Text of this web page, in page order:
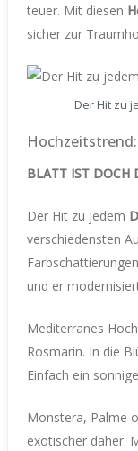
teuer. Mit diesen
sicher zur
Der Hit zu
BLATT IST DOCH
Der Hit zu jedem
verschiedensten
und er
Mediterranes
Rosmarin. In die
Einfach ein
Monstera, Palme
exotischer daher.